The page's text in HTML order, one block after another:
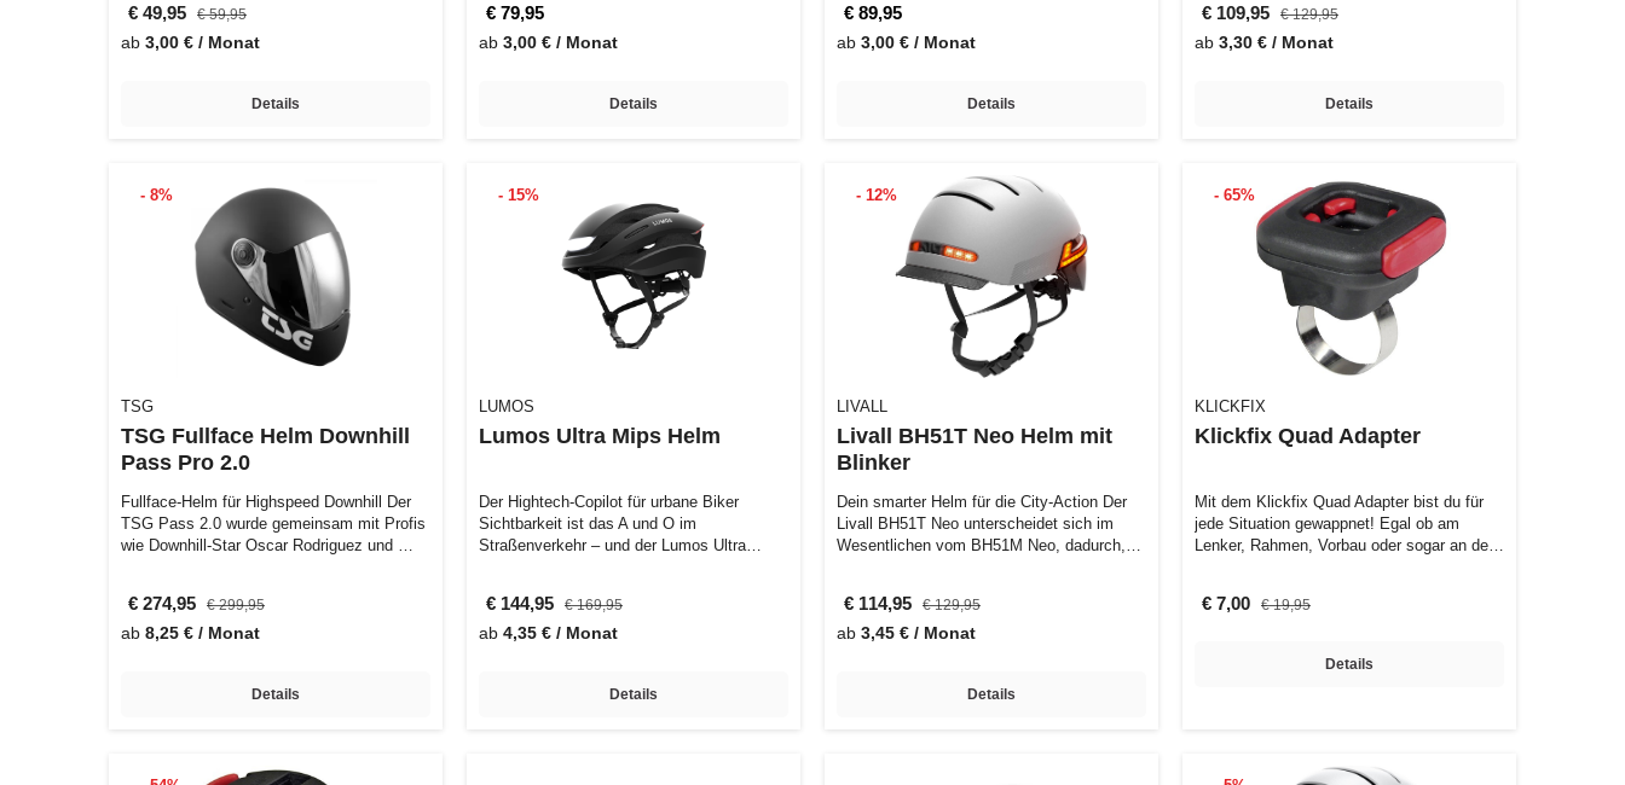
€ 49,95 € 59,95
ab 3,00 € / Monat
Details
€ 79,95
ab 3,00 € / Monat
Details
€ 89,95
ab 3,00 € / Monat
Details
€ 109,95 € 129,95
ab 3,30 € / Monat
Details
- 8%
TSG
TSG Fullface Helm Downhill
Pass Pro 2.0
Fullface-Helm für Highspeed Downhill Der
TSG Pass 2.0 wurde gemeinsam mit Profis
wie Downhill-Star Oscar Rodriguez und …
€ 274,95 € 299,95
ab 8,25 € / Monat
Details
- 15%
LUMOS
Lumos Ultra Mips Helm
Der Hightech-Copilot für urbane Biker
Sichtbarkeit ist das A und O im
Straßenverkehr – und der Lumos Ultra
€ 144,95 € 169,95
ab 4,35 € / Monat
Details
- 12%
LIVALL
Livall BH51T Neo Helm mit
Blinker
Dein smarter Helm für die City-Action Der
Livall BH51T Neo unterscheidet sich im
Wesentlichen vom BH51M Neo, dadurch,
€ 114,95 € 129,95
ab 3,45 € / Monat
Details
- 65%
KLICKFIX
Klickfix Quad Adapter
Mit dem Klickfix Quad Adapter bist du für
jede Situation gewappnet! Egal ob am
Lenker, Rahmen, Vorbau oder sogar an der
€ 7,00 € 19,95
Details